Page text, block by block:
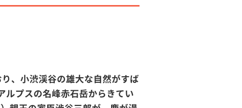
、小渋渓谷の雄大な自然がすば
ルプスの名峰赤石岳からきてい